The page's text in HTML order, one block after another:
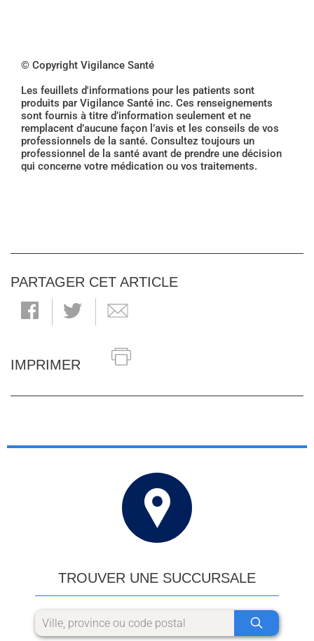
© Copyright Vigilance Santé
Les feuillets d'informations pour les patients sont
produits par Vigilance Santé inc. Ces renseignements
sont fournis à titre d’information seulement et ne
remplacent d’aucune façon l’avis et les conseils de vos
professionnels de la santé. Consultez toujours un
professionnel de la santé avant de prendre une décision
qui concerne votre médication ou vos traitements.
PARTAGER CET ARTICLE
IMPRIMER
TROUVER UNE SUCCURSALE